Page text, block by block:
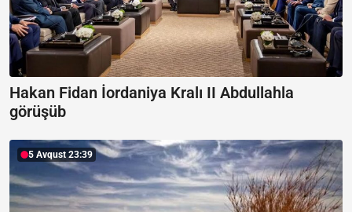
Hakan Fidan İordaniya Kralı II Abdullahla
görüşüb
5 Avqust 23:39